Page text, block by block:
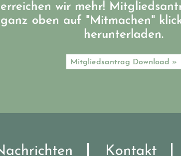
erreichen wir mehr!
oben auf "Mitmachen"
herunterladen.
Mitgliedsantrag Download »
Kontakt